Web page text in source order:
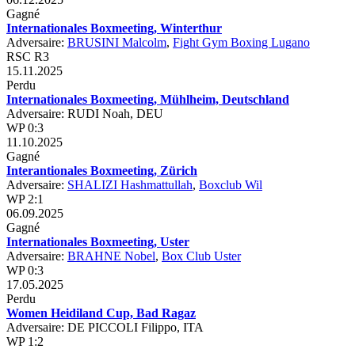
Gagné
Internationales Boxmeeting, Winterthur
Adversaire: BRUSINI Malcolm, Fight Gym Boxing Lugano
RSC R3
15.11.2025
Perdu
Internationales Boxmeeting, Mühlheim, Deutschland
Adversaire: RUDI Noah, DEU
WP 0:3
11.10.2025
Gagné
Interantionales Boxmeeting, Zürich
Adversaire: SHALIZI Hashmattullah, Boxclub Wil
WP 2:1
06.09.2025
Gagné
Internationales Boxmeeting, Uster
Adversaire: BRAHNE Nobel, Box Club Uster
WP 0:3
17.05.2025
Perdu
Women Heidiland Cup, Bad Ragaz
Adversaire: DE PICCOLI Filippo, ITA
WP 1:2